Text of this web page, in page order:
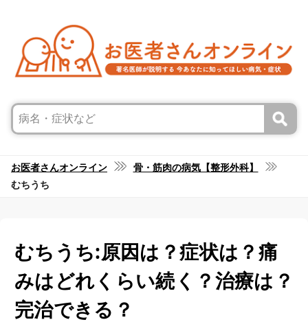
お医者さんオンライン
骨・筋肉の病気【整形外科】
むちうち
むちうち:原因は？症状は？痛
みはどれくらい続く？治療は？
完治できる？